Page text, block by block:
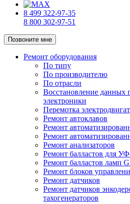
8 499 322-97-35
8 800 302-97-51
Позвоните мне
Ремонт оборудования
По типу
По производителю
По отрасли
Восстановление
электроники
Перемотка
Ремонт автоклавов
Ремонт
Ремонт
Ремонт анализаторов
Ремонт балластов для
Ремонт балластов ламп
Ремонт блоков
Ремонт датчиков
Ремонт датчиков
тахогенераторов